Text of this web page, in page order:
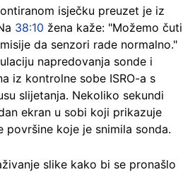
isječku preuzet je iz
38:10 žena kaže: "Možemo čuti
da senzori rade normalno."
napredovanja sonde i
iz kontrolne sobe ISRO-a s
slijetanja. Nekoliko sekundi
ekran u sobi koji prikazuje
koje je snimila sonda.
slike kako bi se pronašlo